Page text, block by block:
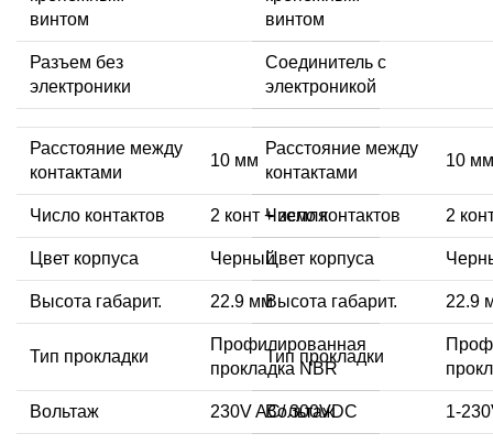
винтом
Разъем без
электроники
Расстояние между
контактами
10 мм
Число контактов 2 конт + земля
Цвет корпуса Черный
Высота габарит. 22.9 мм
Тип прокладки
Профилированная
прокладка NBR
Вольтаж 230V AC/ 300VDC
винтом
Соединитель с
электроникой
Расстояние между
контактами
10 мм
Число контактов 2
Цвет корпуса
Высота габарит. 22.9
Тип прокладки
Вольтаж 1-